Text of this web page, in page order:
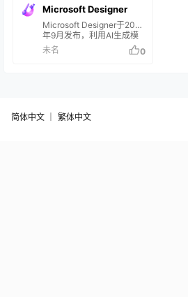
preference 进行个性化写作
建议。 注重增强写作创造…
辑文档。 通过智能提议帮助
用户优化文档内容;利用修正
功能提高语言流畅性;快速生
成文档大纲。
Microsoft Designer
Microsoft Designer于2022
年9月发布，利用AI生成模
型进行图形设计辅助。 用户
可以用文本描述自动生成图
设计需求文字描述，AI会生
未名 0
简体中文 ｜ 繁体中文